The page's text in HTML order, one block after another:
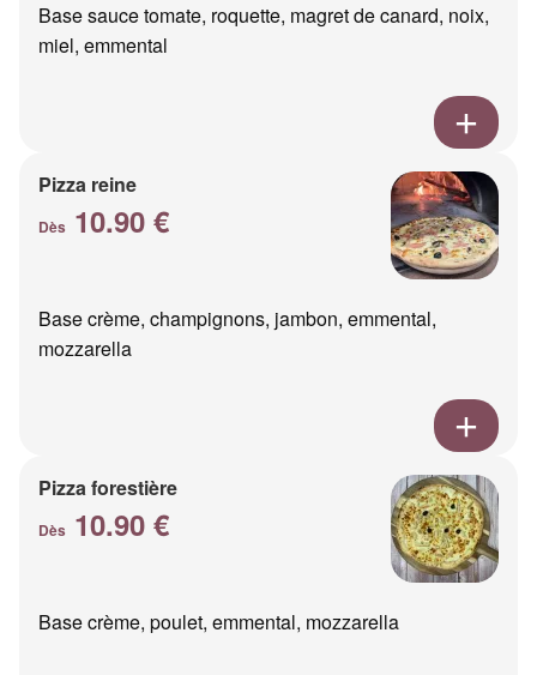
Base sauce tomate, roquette, magret de canard, noix,
miel, emmental
Pizza reine
Dès 10.90 €
Base crème, champignons, jambon, emmental,
mozzarella
Pizza forestière
Dès 10.90 €
Base crème, poulet, emmental, mozzarella